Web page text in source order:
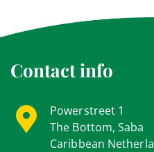
Contact info
Powerstreet 1
The Bottom, Saba
Caribbean